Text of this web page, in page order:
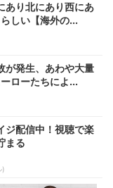
あり北にあり西にあ
しい【海外の...
が発生、あわや大量
ローたちによ...
ジ配信中！視聴で楽
まる
)